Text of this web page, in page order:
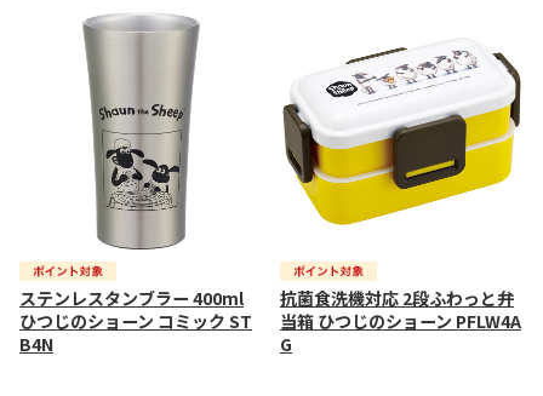
ステンレスタンブラー 400ml
ひつじのショーン コミック ST
B4N
抗菌食洗機対応 2段ふわっと弁
当箱 ひつじのショーン PFLW4A
G